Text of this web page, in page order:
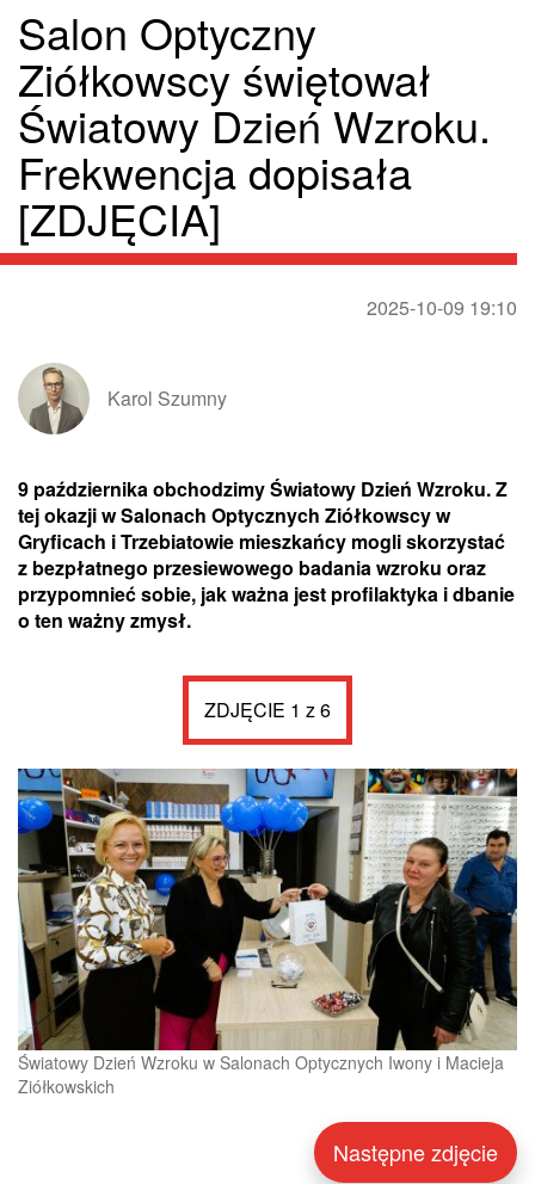
Salon Optyczny
Ziółkowscy świętował
Światowy Dzień Wzroku.
Frekwencja dopisała
[ZDJĘCIA]
2025-10-09 19:10
Karol Szumny
9 października obchodzimy Światowy Dzień Wzroku. Z
tej okazji w Salonach Optycznych Ziółkowscy w
Gryficach i Trzebiatowie mieszkańcy mogli skorzystać
z bezpłatnego przesiewowego badania wzroku oraz
przypomnieć sobie, jak ważna jest profilaktyka i dbanie
o ten ważny zmysł.
ZDJĘCIE 1 z 6
Światowy Dzień Wzroku w Salonach Optycznych Iwony i Macieja
Ziółkowskich
Następne zdjęcie